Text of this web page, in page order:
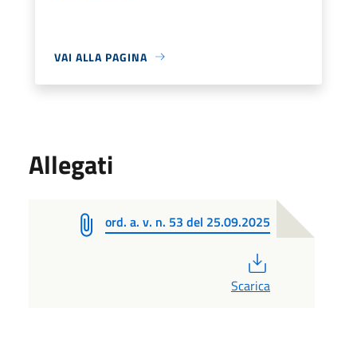
VAI ALLA PAGINA
Allegati
ord. a. v. n. 53 del 25.09.2025
Scarica